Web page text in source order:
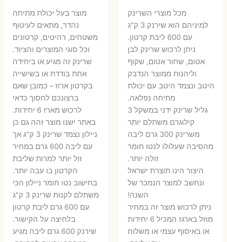
המקורי
היה:
35 ₪.
הנוכחי
הוא:
מכל מוצרי השרינק
למיניהם הוא שירנק 3 ק"ג
עם 600 ליבת קרטון.
ניתן לרכוש שרינק לבן
אטום, שחור אטום, שקוף
וליהנות ממוצר הנדבק
היטב ונצמד היטב עם יכולת
מתיחה נפלאה.
גליל שרינק ידני במשקל 3
קילוגרם משתלם יותר
משרינק 300 גרם ליבה
מהסיבה שעלולו לנטו חומר
זולה יותר.
היצור הינו תוצרת ישראל
ונחשב למוצר הנמכר של
השנה!
ניתן לרכוש מוצר זה במחיר
מוזל בארגז המכיל 6 יחידות
או באיסוף עצמי או משלוח
המקורי
היה:
55 ₪.
₪.
מוצר בעל יכולת מתיחה
נהדר, מתאים לעיטוף
משטחים, רהיטים, קרטונים
וכל סוגי המוצרים והציוד.
שרינק זה מגיע או ביחידה
אחת בודדת או בשישייה
בקרטון ארוז – כמובן שאם
ברצונכם לחסוך כדאי
לרכוש מארז 6 יחידות.
באתר ישנו מוצר זהה גם כן
ניילון נצמד שרינק 3 ק"ג אך
עם ליבה 600 גרם במחיר
זול יותר למרות שליבת
הקרטון בו עבה יותר.
בחישוב נטו חומר ניילון הכי
משתלם לקנות שרינק 3 ק"ג
עם 600 גרם ליבת קרטון
בלחיצה על הקישור.
שירנק 600 גרם ליבה מגיע